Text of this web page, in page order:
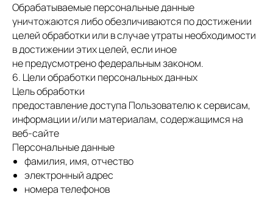
Обрабатываемые персональные данные
уничтожаются либо обезличиваются по достижении
целей обработки или в случае утраты необходимости
в достижении этих целей, если иное
не предусмотрено федеральным законом.
6. Цели обработки персональных данных
Цель обработки
предоставление доступа Пользователю к сервисам,
информации и/или материалам, содержащимся на
веб-сайте
Персональные данные
фамилия, имя, отчество
электронный адрес
номера телефонов